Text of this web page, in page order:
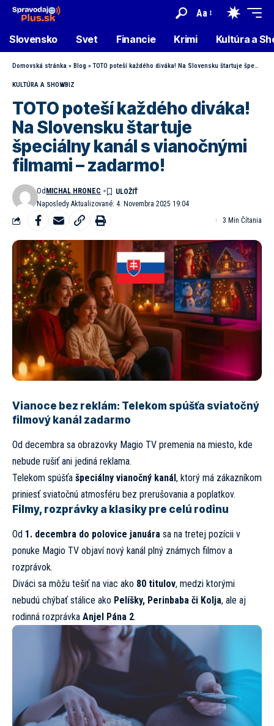
Aa
Slovensko Svet Financie Krimi Kultúra a
Domovská stránka » Blog »TOTO poteší každého diváka! Na Slovensku štartuje špeciálny kanál s vianočnými filmami – zadarmo!
KULTÚRA A SHOWBIZ
TOTO poteší každého diváka!
Na Slovensku štartuje
špeciálny kanál s vianočnými
filmami – zadarmo!
Naposledy Aktualizované: 4. Novembra 2025 19:04
Od MICHAL HRONEC
3 Min Čítania
Vianoce bez reklám: Telekom spúšťa sviatočný
filmový kanál zadarmo
Od decembra sa obrazovky Magio TV premenia na miesto, kde
nebude rušiť ani jediná reklama.
Telekom spúšťa špeciálny vianočný kanál, ktorý má zákazníkom
priniesť sviatočnú atmosféru bez prerušovania a poplatkov.
Filmy, rozprávky a klasiky pre celú rodinu
Od 1. decembra do polovice januára sa na tretej pozícii v
ponuke Magio TV objaví nový kanál plný známych filmov a
rozprávok.
Diváci sa môžu tešiť na viac ako 80 titulov, medzi ktorými
nebudú chýbať stálice ako Pelíšky, Perinbaba či Kolja, ale aj
rodinná rozprávka Anjel Pána 2.